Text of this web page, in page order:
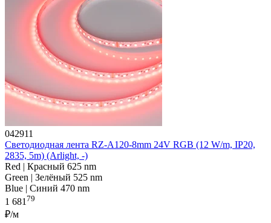
042911
Светодиодная лента RZ-A120-8mm 24V RGB (12 W/m, IP20,
2835, 5m) (Arlight, -)
Red | Красный 625 nm
Green | Зелёный 525 nm
Blue | Синий 470 nm
1 681 79
₽/м